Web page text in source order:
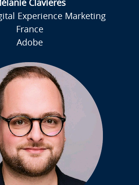
Experience Marketing
France
Adobe